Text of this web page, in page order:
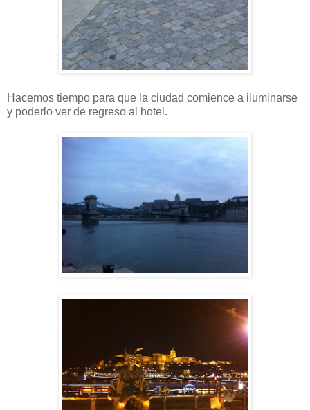
Hacemos tiempo para que la ciudad comience a iluminarse
y poderlo ver de regreso al hotel.